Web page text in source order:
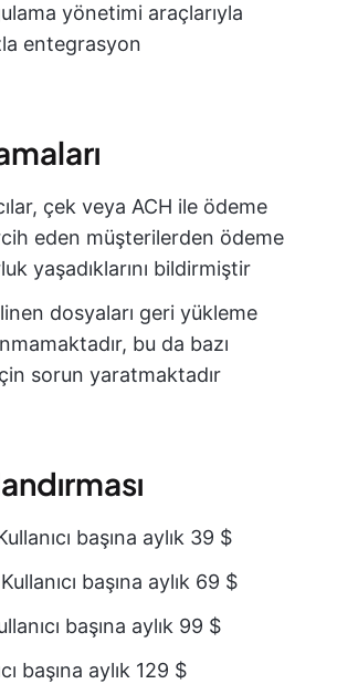
yönetimi araçlarıyla
entegrasyon
çek veya ACH ile ödeme
eden müşterilerden ödeme
yaşadıklarını bildirmiştir
dosyaları geri yükleme
bu da bazı
sorun yaratmaktadır
başına aylık 39 $
Kullanıcı başına aylık 69 $
başına aylık 99 $
başına aylık 129 $